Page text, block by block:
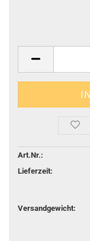
Art.Nr.:
Lieferzeit:
Versandgewicht: